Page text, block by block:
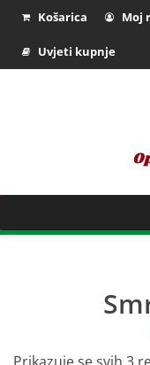
Košarica Moj
Uvjeti kupnje